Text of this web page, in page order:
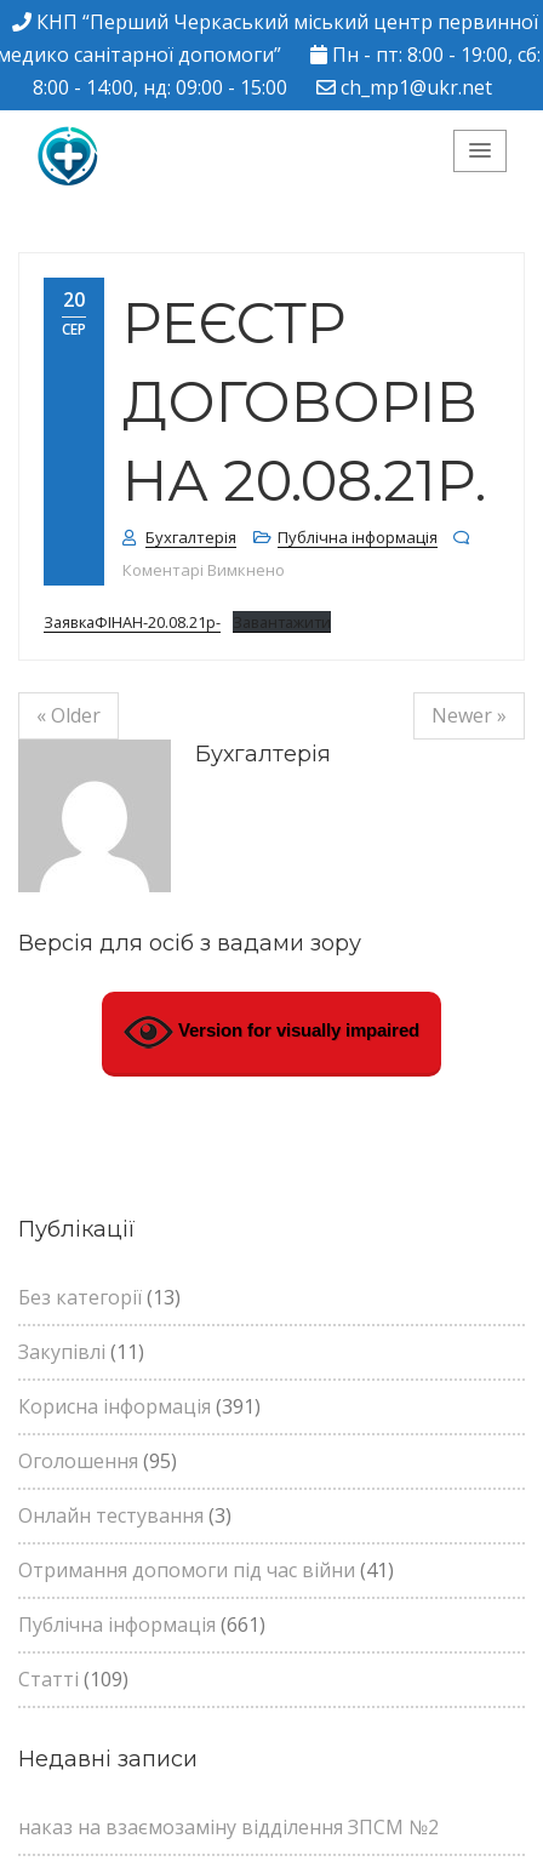
КНП “Перший Черкаський міський центр первинної
санітарної допомоги”
Пн - пт: 8:00 - 19:00, сб:
8:00 - 14:00, нд: 09:00 - 15:00
ch_mp1@ukr.net
Черкаський міський
центр ПМСД"
20
СЕР
РЕЄСТР
ДОГОВОРІВ
НА 20.08.21Р.
Бухгалтерія
Публічна інформація
Коментарі Вимкнено
ЗаявкаФІНАН-20.08.21р- Завантажити
« Older
Newer »
Бухгалтерія
Версія для осіб з вадами зору
Version for visually impaired
Публікації
Без категорії(13)
Закупівлі (11)
Корисна інформація (391)
Оголошення (95)
Онлайн тестування (3)
Отримання допомоги під час війни (41)
Публічна інформація (661)
Статті (109)
Недавні записи
наказ на взаємозаміну відділення ЗПСМ №2